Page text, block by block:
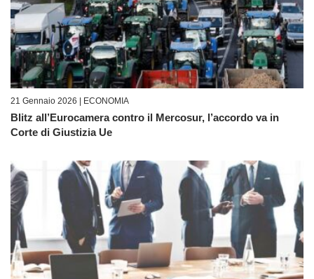
21 Gennaio 2026 | ECONOMIA
Blitz all’Eurocamera contro il Mercosur, l’accordo va in
Corte di Giustizia Ue